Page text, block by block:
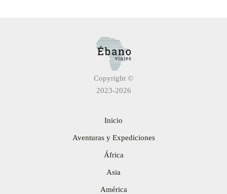
Copyright ©
2023-2026
Inicio
Aventuras y Expediciones
África
Asia
América